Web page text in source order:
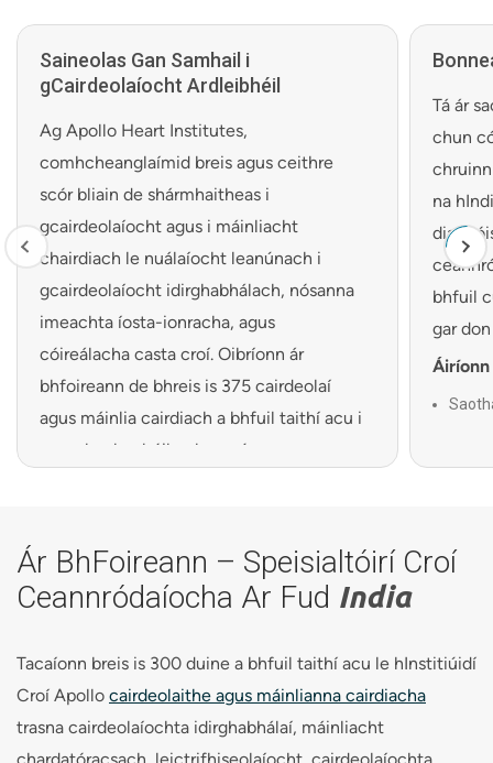
Saineolas Gan Samhail i
gCairdeolaíocht Ardleibhéil
Ag Apollo Heart Institutes,
comhcheanglaímid breis agus ceithre
scór bliain de shármhaitheas i
gcairdeolaíocht agus i máinliacht
chairdiach le nuálaíocht leanúnach i
gcairdeolaíocht idirghabhálach, nósanna
imeachta íosta-ionracha, agus
cóireálacha casta croí. Oibríonn ár
bhfoireann de bhreis is 375 cairdeolaí
agus máinlia cairdiach a bhfuil taithí acu i
gcomhar le chéile chun cúram
go cásanna struchtúracha agus
trasphlandaithe chun cinn. Dírímid ní
hamháin ar an riocht croí a chóireáil ach
iomláine.
Cad a Dhéanann Ár Saineolas a Shainiú:
Cúram cairdiach cuimsitheach faoi aon díon
Tá ár
chun
na
bhfuil
gar
íosta-
Ár BhFoireann – Speisialtóirí Croí
Ceannródaíocha Ar Fud India
Tacaíonn breis is 300 duine a bhfuil taithí acu le hInstitiúidí
Croí Apollo cairdeolaithe agus máinlianna cairdiacha
trasna cairdeolaíochta idirghabhálaí, máinliacht